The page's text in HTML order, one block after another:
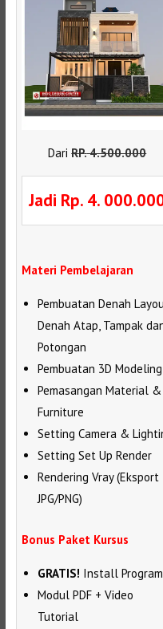
DariRP.4.500.000
Jadi Rp. 4.
Materi Pembelajaran
Pembuatan Denah
Denah Atap, Tampak
Potongan
Pembuatan 3D Modeling
Pemasangan Material &
Furniture
Setting Camera &
Setting Set Up Render
Rendering Vray (Eksport
JPG/PNG)
Bonus Paket Kursus
GRATIS! Install Program
Modul PDF + Video
Tutorial